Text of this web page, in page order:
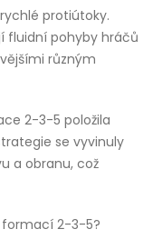
protiútoky.
fluidní pohyby hráčů
různým
2-3-5 položila
se vyvinuly
a obranu, což